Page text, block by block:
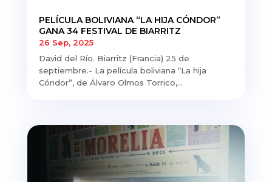
PELÍCULA BOLIVIANA “LA HIJA CÓNDOR”
GANA 34 FESTIVAL DE BIARRITZ
26 Sep, 2025
David del Río. Biarritz (Francia) 25 de
septiembre.- La película boliviana “La hija
Cóndor”, de Álvaro Olmos Torrico,...